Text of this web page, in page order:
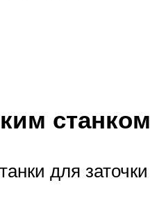
станком
для заточки